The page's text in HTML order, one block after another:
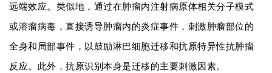
远端效应。类似地，通过在肿瘤内注射病原体相关分子模式
或溶瘤病毒，直接诱导肿瘤内的炎症事件，刺激肿瘤部位的
全身和局部事件，以鼓励淋巴细胞迁移和抗原特异性抗肿瘤
反应。此外，抗原识别本身是迁移的主要刺激因素。